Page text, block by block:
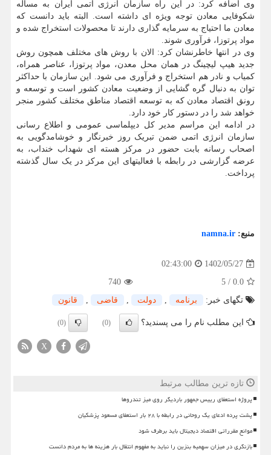
وی اضافه کرد: در این راه سازمان انرژی اتمی ایران به مساله
شکوفایی معادن توجه ویژه ای داشته است. البته باید دانست که
معادن ما احتیاج به سرمایه گذاری دارند تا محصولات استخراج شده و
مواد پرتوزا، فرآوری شوند.
وی در انتها خاطرنشان کرد: الان با روش های مختلف همچون روش
جدید هیپ لیچینگ در همان محل معدن، مواد پرتوزا، عناصر همراه،
کمیاب و نادر هم استخراج و فرآوری می شود. این سازمان با حداکثر
توان به دنبال گره گشایی از وضعیت معادن کشور است و توسعه و
رونق اقتصاد معادن که به توسعه اقتصاد مناطق مختلف کشور منجر
خواهد شد را در دستور کار خود دارد.
در ادامه این مراسم مدیر کل دیپلماسی عمومی و اطلاع رسانی
سازمان انرژی اتمی ضمن تبریک روز خبرنگار و خوشامدگویی به
اصحاب رسانه بابت حضور در مرکز هسته ای شهداب خنداب، به
عرضه گزارشی در رابطه با فعالیتهای این مرکز در یک سال گذشته
پرداخت.
منبع: namna.ir
1402/05/27
02:43:00
0.0
/
5
740
تگهای خبر:
برنامه , دولت , قاضی , قانون
این مطلب نام را می پسندید؟ (0)
(0)
X
تازه ترین مطالب مرتبط
پروژه استعفای رییس جمهور باردیگر روی میز تندروها
پشت پرده ادعای یک روحانی در رابطه با ۲۸ بار استعفای مسعود پزشکیان
موانع مقرراتی اقتصاد دیجیتال باید برطرف شود
بازنگری در میزان سهمیه بنزین را نباید به مفهوم انتقال بار هزینه ها به مردم دانست